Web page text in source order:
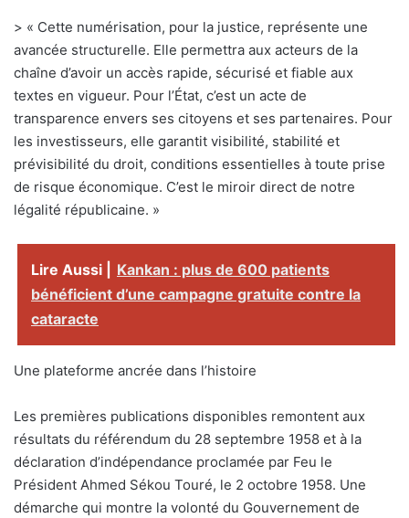
> « Cette numérisation, pour la justice, représente une
avancée structurelle. Elle permettra aux acteurs de la
chaîne d’avoir un accès rapide, sécurisé et fiable aux
textes en vigueur. Pour l’État, c’est un acte de
transparence envers ses citoyens et ses partenaires. Pour
les investisseurs, elle garantit visibilité, stabilité et
prévisibilité du droit, conditions essentielles à toute prise
de risque économique. C’est le miroir direct de notre
légalité républicaine. »
Lire Aussi |
Kankan : plus de 600 patients
bénéficient d’une campagne gratuite contre la
cataracte
Une plateforme ancrée dans l’histoire
Les premières publications disponibles remontent aux
résultats du référendum du 28 septembre 1958 et à la
déclaration d’indépendance proclamée par Feu le
Président Ahmed Sékou Touré, le 2 octobre 1958. Une
démarche qui montre la volonté du Gouvernement de